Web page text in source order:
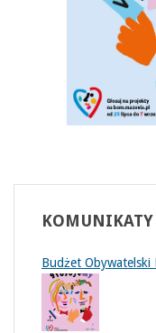
KOMUNIKATY
Budżet Obywatelski